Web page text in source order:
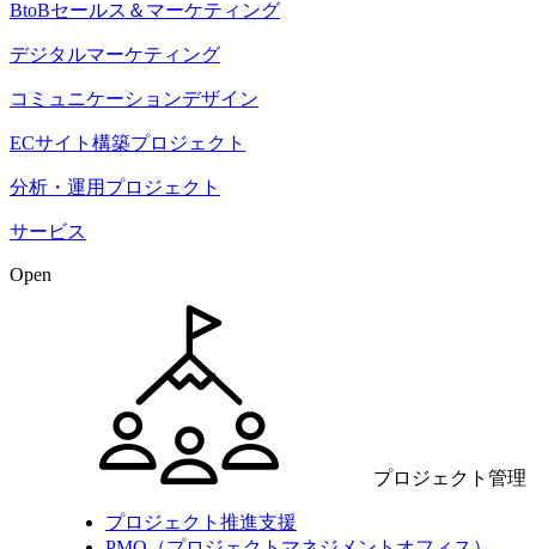
BtoBセールス＆マーケティング
デジタルマーケティング
コミュニケーションデザイン
ECサイト構築プロジェクト
分析・運用プロジェクト
サービス
Open
プロジェクト管理
プロジェクト推進支援